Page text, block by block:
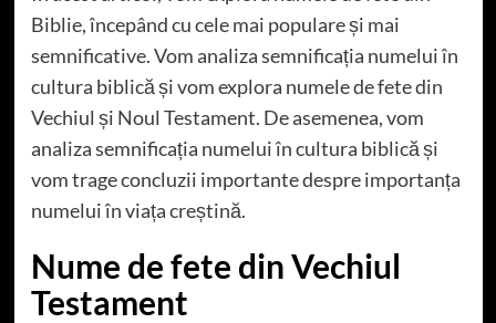
Biblie, începând cu cele mai populare și mai
semnificative. Vom analiza semnificația numelui în
cultura biblică și vom explora numele de fete din
Vechiul și Noul Testament. De asemenea, vom
analiza semnificația numelui în cultura biblică și
vom trage concluzii importante despre importanța
numelui în viața creștină.
Nume de fete din Vechiul
Testament